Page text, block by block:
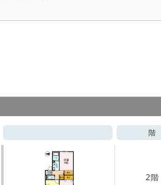
階
2階